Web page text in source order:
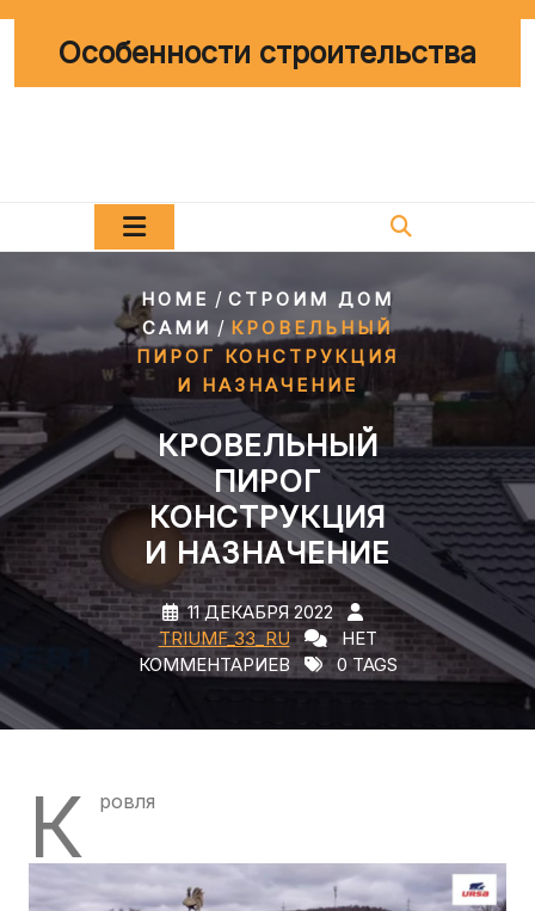
Перейти
содержимому
Особенности строительства
HOME / СТРОИМ ДОМ
САМИ / КРОВЕЛЬНЫЙ
ПИРОГ КОНСТРУКЦИЯ
И НАЗНАЧЕНИЕ
КРОВЕЛЬНЫЙ
ПИРОГ
КОНСТРУКЦИЯ
И НАЗНАЧЕНИЕ
11 ДЕКАБРЯ 2022
TRIUMF_33_RU
НЕТ
КОММЕНТАРИЕВ
0 TAGS
К ровля